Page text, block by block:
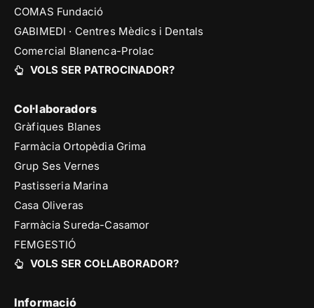
COMAS Fundació
GABIMEDI · Centres Mèdics i Dentals
Comercial Blanenca-Prolac
VOLS SER PATROCINADOR?
Col·laboradors
Gràfiques Blanes
Farmàcia Ortopèdia Grima
Grup Ses Vernes
Pastisseria Marina
Casa Oliveras
Farmàcia Sureda-Casamor
FEMGESTIÓ
VOLS SER COL·LABORADOR?
Informació